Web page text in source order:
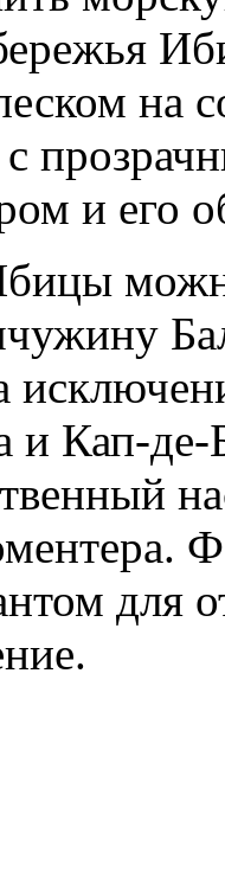
на
и его
Кап-де-
для